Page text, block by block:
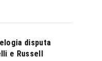
disputa
e Russell